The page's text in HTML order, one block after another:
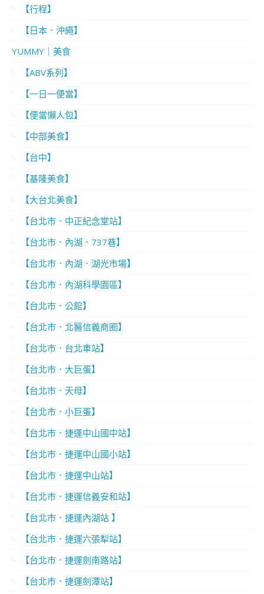
【行程】
【日本．沖繩】
YUMMY｜美食
【ABV系列】
【一日一便當】
【便當懶人包】
【中部美食】
【台中】
【基隆美食】
【大台北美食】
【台北市．中正紀念堂站】
【台北市．內湖．737巷】
【台北市．內湖．湖光市場】
【台北市．內湖科學園區】
【台北市．公館】
【台北市．北醫信義商圈】
【台北市．台北車站】
【台北市．大巨蛋】
【台北市．天母】
【台北市．小巨蛋】
【台北市．捷運中山國中站】
【台北市．捷運中山國小站】
【台北市．捷運中山站】
【台北市．捷運信義安和站】
【台北市．捷運內湖站 】
【台北市．捷運六張犁站】
【台北市．捷運劍南路站】
【台北市．捷運劍潭站】